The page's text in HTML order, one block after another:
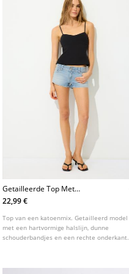
Getailleerde Top Met
Hartvormige Hals
22,99 €
Top van een katoenmix. Getailleerd model
met een hartvormige halslijn, dunne
schouderbandjes en een rechte onderkant.